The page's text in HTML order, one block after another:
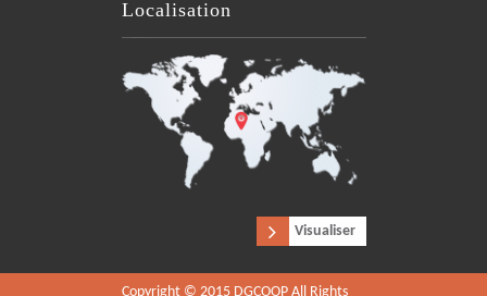
Localisation
Visualiser
Copyright © 2015 DGCOOP All Rights